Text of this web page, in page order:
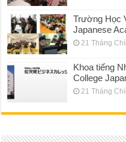
Trường Học
Japanese
21 Tháng
Khoa tiếng
College
21 Tháng